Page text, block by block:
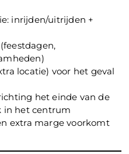
inrijden/uitrijden +
locatie) voor het geval
het einde van de
in het centrum
extra marge voorkomt